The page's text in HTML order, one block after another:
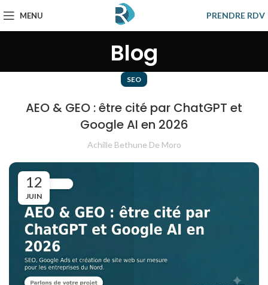
MENU PRENDRE RDV
Blog
SEO
AEO & GEO : être cité par ChatGPT et
Google AI en 2026
Achille Bethune De Moro
12
JUIN